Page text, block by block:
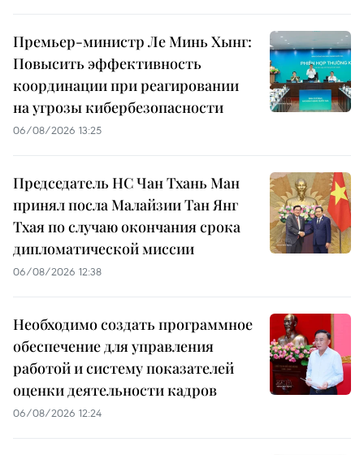
Премьер-министр Ле Минь Хынг:
Повысить эффективность
координации при реагировании
на угрозы кибербезопасности
06/08/2026 13:25
Председатель НС Чан Тхань Ман
принял посла Малайзии Тан Янг
Тхая по случаю окончания срока
дипломатической миссии
06/08/2026 12:38
Необходимо создать программное
обеспечение для управления
работой и систему показателей
оценки деятельности кадров
06/08/2026 12:24